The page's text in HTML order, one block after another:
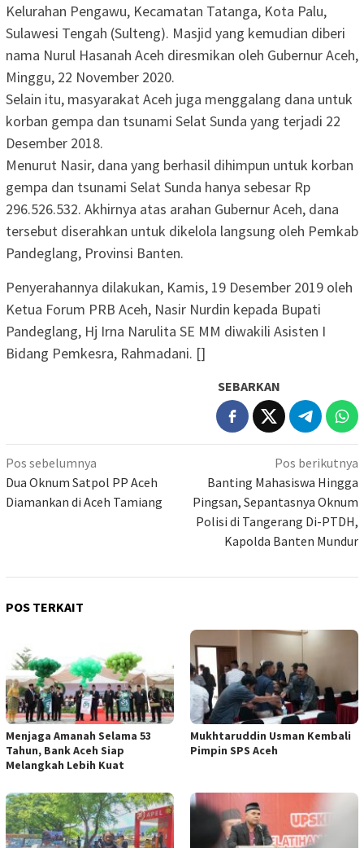
Kelurahan Pengawu, Kecamatan Tatanga, Kota Palu,
Sulawesi Tengah (Sulteng). Masjid yang kemudian diberi
nama Nurul Hasanah Aceh diresmikan oleh Gubernur Aceh,
Minggu, 22 November 2020.
Selain itu, masyarakat Aceh juga menggalang dana untuk
korban gempa dan tsunami Selat Sunda yang terjadi 22
Desember 2018.
Menurut Nasir, dana yang berhasil dihimpun untuk korban
gempa dan tsunami Selat Sunda hanya sebesar Rp
296.526.532. Akhirnya atas arahan Gubernur Aceh, dana
tersebut diserahkan untuk dikelola langsung oleh Pemkab
Pandeglang, Provinsi Banten.
Penyerahannya dilakukan, Kamis, 19 Desember 2019 oleh
Ketua Forum PRB Aceh, Nasir Nurdin kepada Bupati
Pandeglang, Hj Irna Narulita SE MM diwakili Asisten I
Bidang Pemkesra, Rahmadani. []
SEBARKAN
Navigasi
pos
Pos sebelumnya
Dua Oknum Satpol PP Aceh
Diamankan di Aceh Tamiang
Pos berikutnya
Banting Mahasiswa Hingga
Pingsan, Sepantasnya Oknum
Polisi di Tangerang Di-PTDH,
Kapolda Banten Mundur
POS TERKAIT
Menjaga Amanah Selama 53
Tahun, Bank Aceh Siap
Melangkah Lebih Kuat
Mukhtaruddin Usman Kembali
Pimpin SPS Aceh